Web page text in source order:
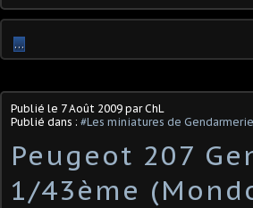
…
Publié le 7 Août 2009 par ChL
Publié dans : #Les miniatures de Gendarmerie
Peugeot 207
1/43ème